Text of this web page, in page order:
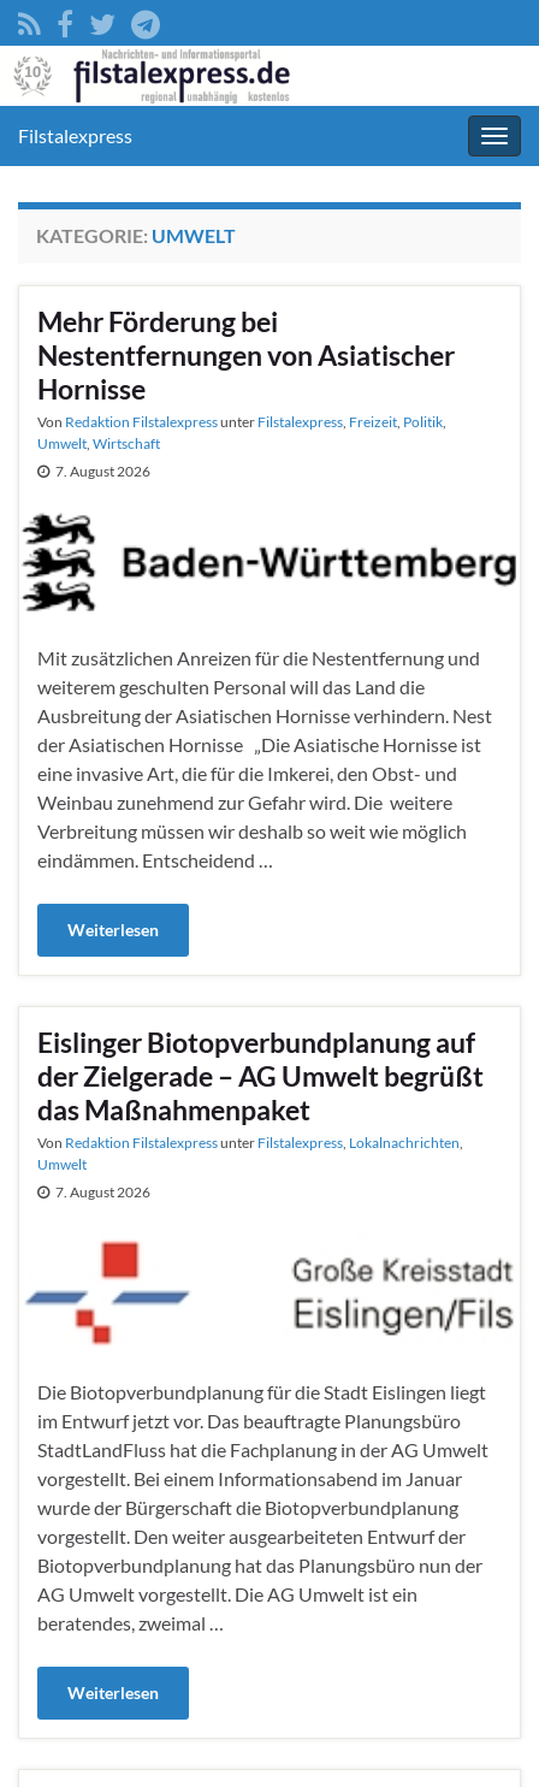
Filstalexpress
KATEGORIE: UMWELT
Mehr Förderung bei
Nestentfernungen von Asiatischer
Hornisse
Von Redaktion Filstalexpressunter Filstalexpress, Freizeit, Politik,
Umwelt, Wirtschaft
7. August 2026
Mit zusätzlichen Anreizen für die Nestentfernung und
weiterem geschulten Personal will das Land die
Ausbreitung der Asiatischen Hornisse verhindern. Nest
der Asiatischen Hornisse „Die Asiatische Hornisse ist
eine invasive Art, die für die Imkerei, den Obst- und
Weinbau zunehmend zur Gefahr wird. Die weitere
Verbreitung müssen wir deshalb so weit wie möglich
eindämmen. Entscheidend …
Weiterlesen
Eislinger Biotopverbundplanung auf
der Zielgerade – AG Umwelt begrüßt
das Maßnahmenpaket
Von Redaktion Filstalexpressunter Filstalexpress Lokalnachrichten
Umwelt
7. August 2026
Die Biotopverbundplanung für die Stadt Eislingen liegt
im Entwurf jetzt vor. Das beauftragte Planungsbüro
StadtLandFluss hat die Fachplanung in der AG Umwelt
vorgestellt. Bei einem Informationsabend im Januar
wurde der Bürgerschaft die Biotopverbundplanung
vorgestellt. Den weiter ausgearbeiteten Entwurf der
Biotopverbundplanung hat das Planungsbüro nun der
AG Umwelt vorgestellt. Die AG Umwelt ist ein
beratendes, zweimal …
Weiterlesen